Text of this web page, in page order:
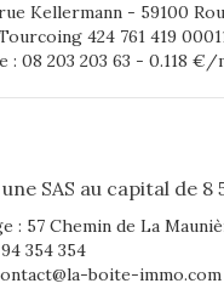
Kellermann - 59100
424 761 419
: 08 203 203 63 - 0.118 €/
SAS au capital de
: 57 Chemin de La
354 354
boite-immo.com